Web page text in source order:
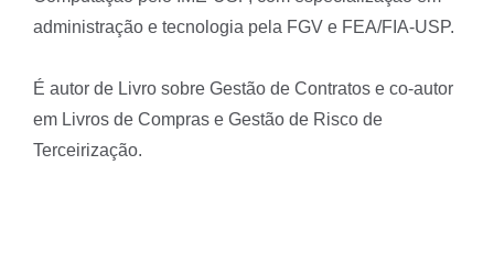
administração e tecnologia pela FGV e FEA/FIA-USP.
É autor de Livro sobre Gestão de Contratos e co-autor
em Livros de Compras e Gestão de Risco de
Terceirização.